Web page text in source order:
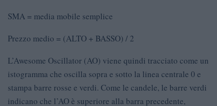
SMA = media mobile semplice
Prezzo medio = (ALTO + BASSO) / 2
L’Awesome Oscillator (AO) viene quindi tracciato come un
istogramma che oscilla sopra e sotto la linea centrale 0 e
stampa barre rosse e verdi. Come le candele, le barre verdi
indicano che l’AO è superiore alla barra precedente,